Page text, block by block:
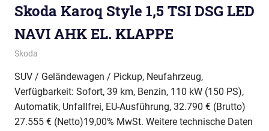
Skoda Karoq Style 1,5 TSI DSG LED
NAVI AHK EL. KLAPPE
Skoda
SUV / Geländewagen / Pickup, Neufahrzeug,
Verfügbarkeit: Sofort, 39 km, Benzin, 110 kW (150 PS),
Automatik, Unfallfrei, EU-Ausführung, 32.790 € (Brutto)
27.555 € (Netto)19,00% MwSt. Weitere technische Daten